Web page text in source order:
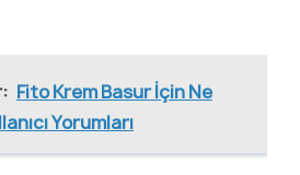
Fito Krem Basur İçin Ne
Yorumları